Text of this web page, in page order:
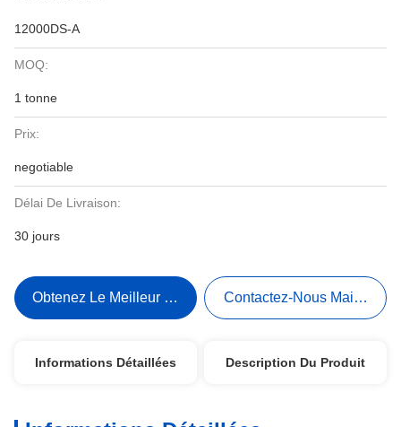
12000DS-A
MOQ:
1 tonne
Prix:
negotiable
Délai De Livraison:
30 jours
Obtenez Le Meilleur Prix Contactez-Nous Maintenant
Informations Détaillées Description Du Produit